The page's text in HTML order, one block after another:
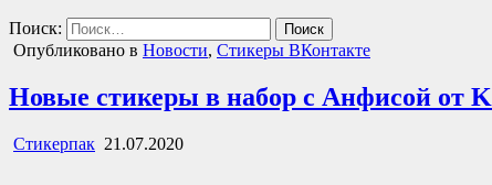
Поиск:
Опубликовано в Новости, Стикеры ВКонтакте
Новые стикеры в набор с Анфисой от
Стикерпак 21.07.2020